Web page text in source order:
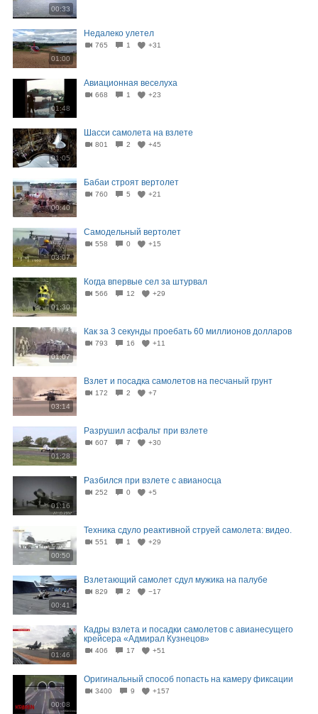
00:33
01:00
Недалеко улетел
765 1 +31
01:48
Авиационная веселуха
668 1 +23
01:05
Шасси самолета на взлете
801 2 +45
00:40
Бабаи строят вертолет
760 5 +21
03:07
Самодельный вертолет
558 0 +15
01:30
Когда впервые сел за штурвал
566 12 +29
01:07
Как за 3 секунды проебать 60 миллионов долларов
793 16 +11
03:14
Взлет и посадка самолетов на песчаный грунт
172 2 +7
01:28
Разрушил асфальт при взлете
607 7 +30
01:16
Разбился при взлете с авианосца
252 0 +5
00:50
Техника сдуло реактивной струей самолета: видео.
551 1 +29
00:41
Взлетающий самолет сдул мужика на палубе
829 2 −17
01:46
Кадры взлета и посадки самолетов с авианесущего
крейсера «Адмирал Кузнецов»
406 17 +51
00:08
Оригинальный способ попасть на камеру фиксации
3400 9 +157